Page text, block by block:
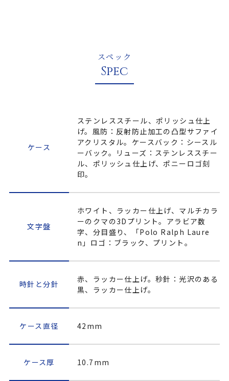
スペック
Spec
ケース
ステンレススチール、ポリッシュ仕上
げ。風防：反射防止加工の凸型サファイ
アクリスタル。ケースバック：シースル
ーバック。リューズ：ステンレススチー
ル、ポリッシュ仕上げ、ポニーロゴ刻
印。
文字盤
ホワイト、ラッカー仕上げ、マルチカラ
ーのクマの3Dプリント。アラビア数
字、分目盛り、「Polo Ralph Laure
n」ロゴ：ブラック、プリント。
時針と分針
赤、ラッカー仕上げ。秒針：光沢のある
黒、ラッカー仕上げ。
ケース直径 42mm
ケース厚 10.7mm